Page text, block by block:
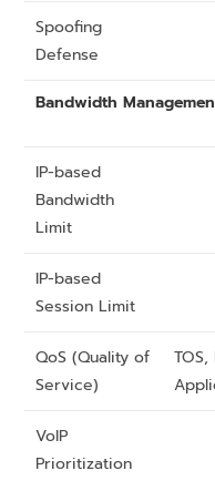
Spoofing
Defense
Bandwidth
IP-based
Bandwidth
Limit
IP-based
Session Limit
QoS (Quality of
Service)
VoIP
Prioritization